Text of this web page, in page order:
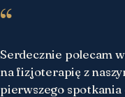
“
Serdecznie polecam
na fizjoterapię z
pierwszego spotkania